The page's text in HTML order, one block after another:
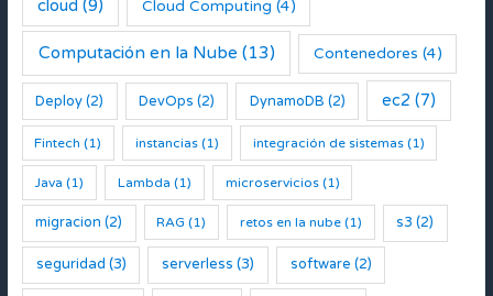
cloud (9) Cloud Computing (4)
Computación en la Nube (13) Contenedores (4)
Deploy(2) DevOps (2) DynamoDB (2) ec2 (7)
Fintech (1) instancias (1) integración de sistemas(1)
Java (1) Lambda (1) microservicios(1)
migracion (2) RAG (1) retos en la nube(1) s3 (2)
seguridad (3) serverless (3) software (2)